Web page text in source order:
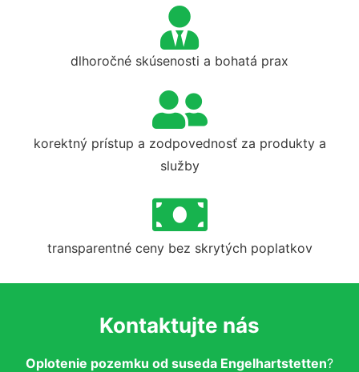
dlhoročné skúsenosti a bohatá prax
korektný prístup a zodpovednosť za produkty a
služby
transparentné ceny bez skrytých poplatkov
Kontaktujte nás
Oplotenie pozemku od suseda Engelhartstetten?